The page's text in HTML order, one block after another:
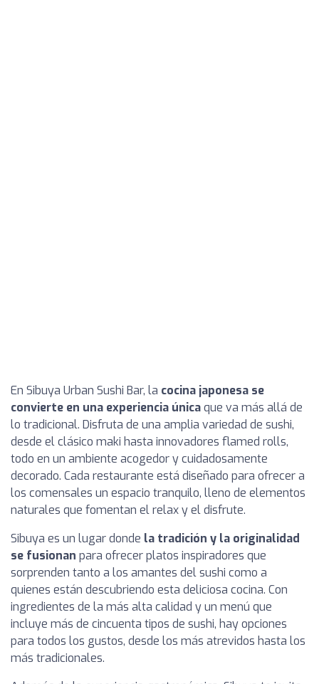
En Sibuya Urban Sushi Bar, la cocina japonesa se
convierte en una experiencia únicaque va más allá de
lo tradicional. Disfruta de una amplia variedad de sushi,
desde el clásico maki hasta innovadores flamed rolls,
todo en un ambiente acogedor y cuidadosamente
decorado. Cada restaurante está diseñado para ofrecer a
los comensales un espacio tranquilo, lleno de elementos
naturales que fomentan el relax y el disfrute.
Sibuya es un lugar donde la tradición y la originalidad
se fusionan para ofrecer platos inspiradores que
sorprenden tanto a los amantes del sushi como a
quienes están descubriendo esta deliciosa cocina. Con
ingredientes de la más alta calidad y un menú que
incluye más de cincuenta tipos de sushi, hay opciones
para todos los gustos, desde los más atrevidos hasta los
más tradicionales.